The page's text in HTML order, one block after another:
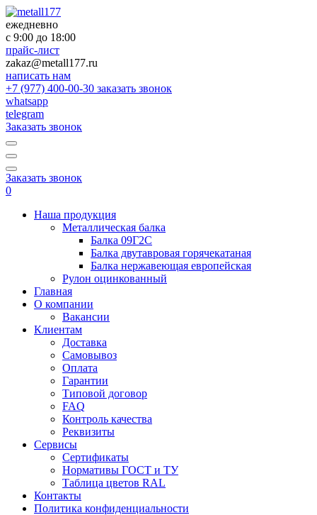
ежедневно
с 9:00 до 18:00
прайс-лист
zakaz@metall177.ru
написать нам
+7 (977) 400-00-30 заказать звонок
whatsapp
telegram
Заказать звонок
Заказать звонок
0
Наша продукция
Металлическая балка
Балка 09Г2С
Балка двутавровая горячекатаная
Балка нержавеющая европейская
Рулон оцинкованный
Главная
О компании
Вакансии
Клиентам
Доставка
Самовывоз
Оплата
Гарантии
Типовой договор
FAQ
Контроль качества
Реквизиты
Сервисы
Сертификаты
Нормативы ГОСТ и ТУ
Таблица цветов RAL
Контакты
Политика конфиденциальности